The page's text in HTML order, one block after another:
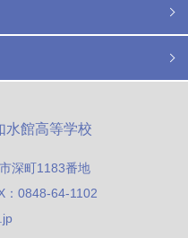
水館高等学校
深町1183番地
：0848-64-1102